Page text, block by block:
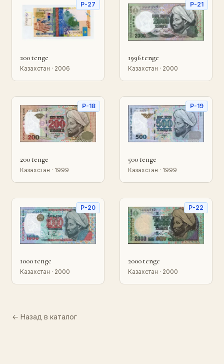
P-27
200 tenge
Казахстан · 2006
P-21
1996 tenge
Казахстан · 2000
P-18
200 tenge
Казахстан · 1999
P-19
500 tenge
Казахстан · 1999
P-20
1000 tenge
Казахстан · 2000
P-22
2000 tenge
Казахстан · 2000
← Назад в каталог